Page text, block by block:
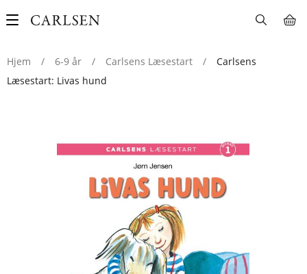
Main
Hjem
/ 6-9 år / Carlsens Læsestart /
Carlsens
Læsestart: Livas hund